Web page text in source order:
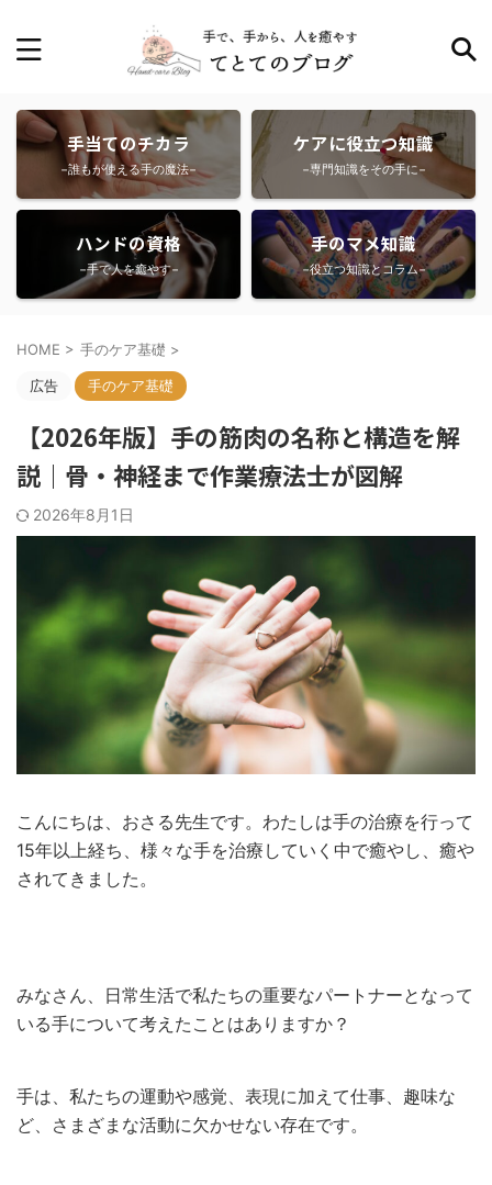
手当てのチカラ
−誰もが使える手の魔法−
ケアに役立つ知識
−専門知識をその手に−
ハンドの資格
−手で人を癒やす−
手のマメ知識
−役立つ知識とコラム−
HOME > 手のケア基礎 >
広告 手のケア基礎
【2026年版】手の筋肉の名称と構造を解
説｜骨・神経まで作業療法士が図解
2026年8月1日
こんにちは、おさる先生です。わたしは手の治療を行って
15年以上経ち、様々な手を治療していく中で癒やし、癒や
されてきました。
みなさん、日常生活で私たちの重要なパートナーとなって
いる手について考えたことはありますか？
手は、私たちの運動や感覚、表現に加えて仕事、趣味な
ど、さまざまな活動に欠かせない存在です。